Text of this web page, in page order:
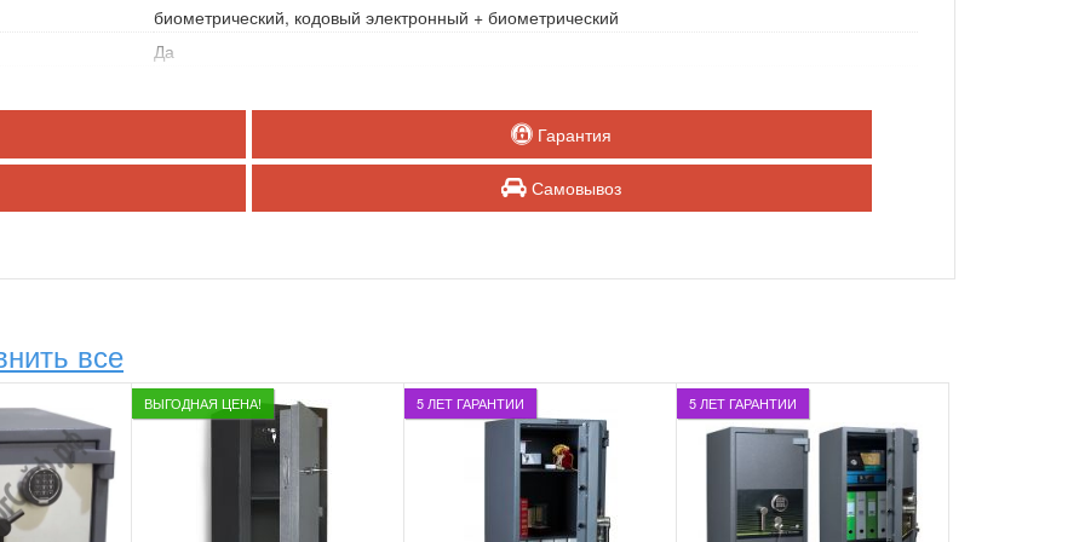
биометрический, кодовый электронный + биометрический
Да
Нет
Нет
офис,квартира,магазин, ресторан,загородный дом,гостиница, отель, спорт комплекс
в мебель, на полку, на стол
Гарантия
Самовывоз
все
ВЫГОДНАЯ ЦЕНА! 5 ЛЕТ ГАРАНТИИ 5 ЛЕТ ГАРАНТИИ